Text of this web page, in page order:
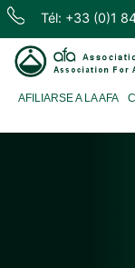
Skip
content
Tél: +33 (0)1
d'Arbitrage
AFILIARSE A LA AFA